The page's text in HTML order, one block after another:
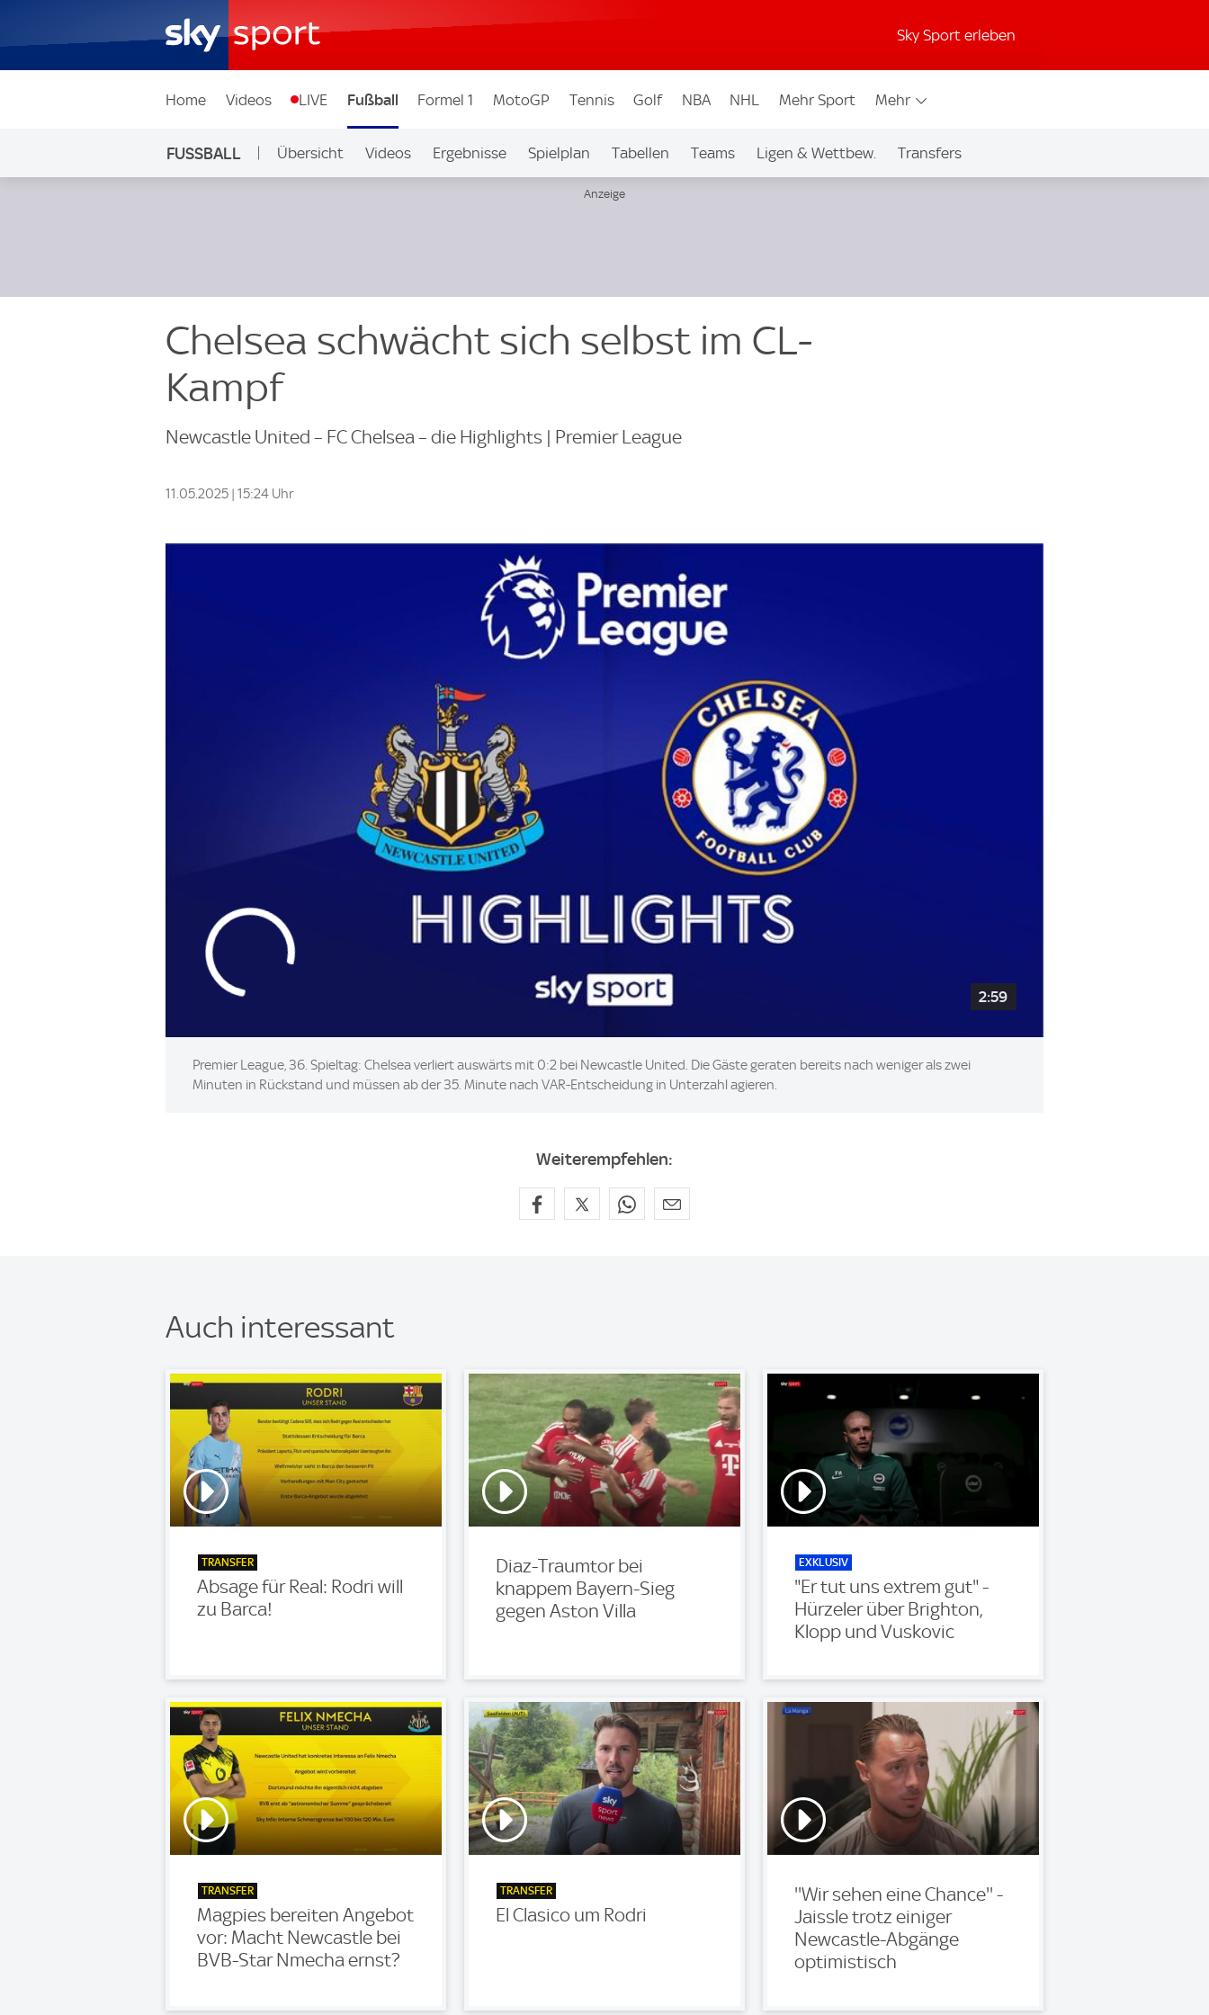
Sky Sport erleben
Home Videos LIVE Fußball Formel 1 MotoGP Tennis Golf NBA NHL Mehr Sport Mehr
FUSSBALL Übersicht Videos Ergebnisse Spielplan Tabellen Teams Ligen & Wettbew. Transfers
Chelsea schwächt sich selbst im CL-
Kampf
Newcastle United – FC Chelsea – die Highlights | Premier League
11.05.2025 | 15:24 Uhr
2:59
Premier League, 36. Spieltag: Chelsea verliert auswärts mit 0:2 bei Newcastle United. Die Gäste geraten bereits nach weniger als zwei
Minuten in Rückstand und müssen ab der 35. Minute nach VAR-Entscheidung in Unterzahl agieren.
Weiterempfehlen:
Auch interessant
TRANSFER
Absage für Real: Rodri will
zu Barca!
Diaz-Traumtor bei
knappem Bayern-Sieg
gegen Aston Villa
EXKLUSIV
"Er tut uns extrem gut" -
Hürzeler über Brighton,
Klopp und Vuskovic
TRANSFER
Magpies bereiten Angebot
vor: Macht Newcastle bei
BVB-Star Nmecha ernst?
TRANSFER
El Clasico um Rodri
''Wir sehen eine Chance'' -
Jaissle trotz einiger
Newcastle-Abgänge
optimistisch